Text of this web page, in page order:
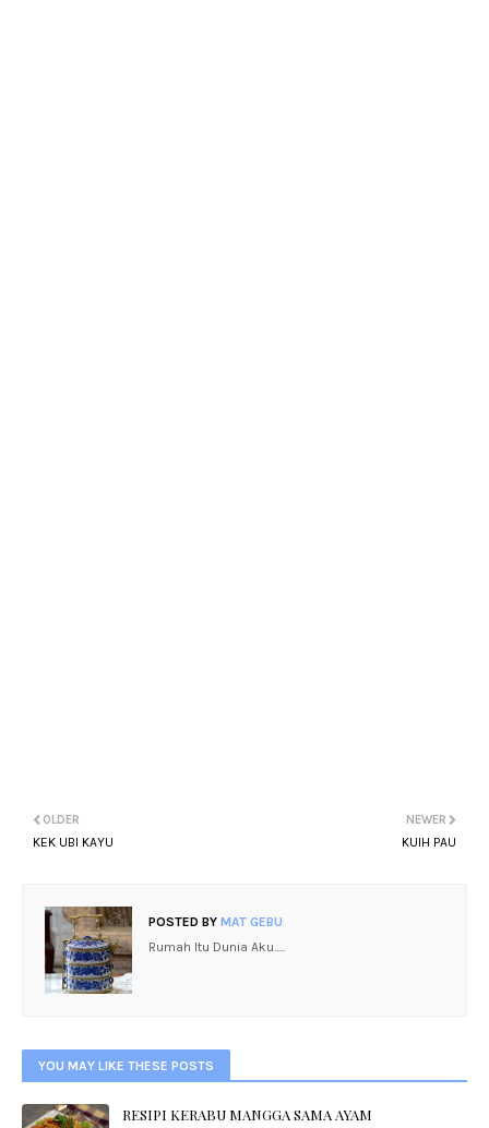
NEWER
KUIH PAU
OLDER
KEK UBI KAYU
POSTED BY MAT GEBU
Rumah Itu Dunia Aku.....
YOU MAY LIKE THESE POSTS
RESIPI KERABU MANGGA SAMA AYAM